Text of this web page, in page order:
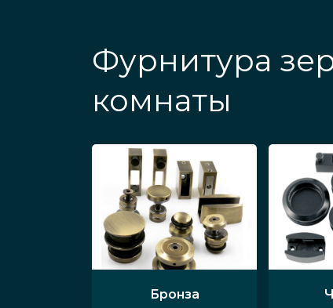
Фурнитура
комнаты
Бронза